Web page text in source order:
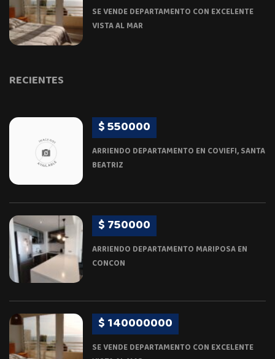
SE VENDE DEPARTAMENTO CON EXCELENTE
VISTA AL MAR
RECIENTES
$ 550000
ARRIENDO DEPARTAMENTO EN COVIEFI, SANTA
BEATRIZ
$ 750000
ARRIENDO DEPARTAMENTO MARIPOSA EN
CONCON
$ 140000000
SE VENDE DEPARTAMENTO CON EXCELENTE